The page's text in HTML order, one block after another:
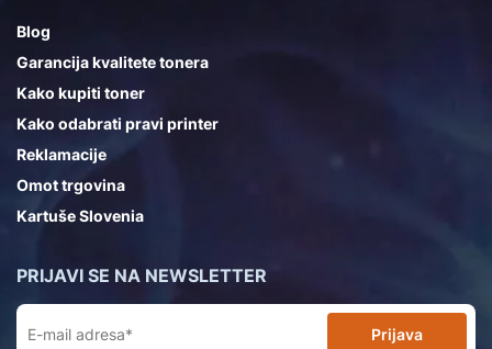
Blog
Garancija kvalitete tonera
Kako kupiti toner
Kako odabrati pravi printer
Reklamacije
Omot trgovina
Kartuše Slovenia
PRIJAVI SE NA NEWSLETTER
Prijava